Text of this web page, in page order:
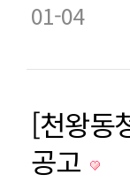
01-04
[천왕동
공고